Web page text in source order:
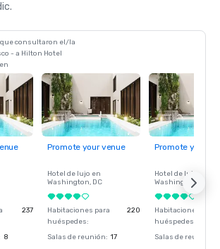
consultaron el/la
- a Hilton Hotel
237
8
Promote your venue
Hotel de lujo en
Washington, DC
Habitaciones para
huéspedes:
220
Salas de reunión: 17
Promote your
Hotel de lujo en
Washington
Habitaciones para
huéspedes
Salas de reunión